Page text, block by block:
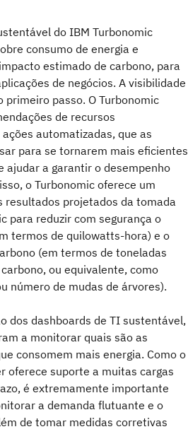
do IBM Turbonomic
consumo de energia e
estimado de carbono, para
de negócios. A visibilidade
primeiro passo. O Turbonomic
de recursos
automatizadas, que as
para se tornarem mais eficientes
ajudar a garantir o desempenho
o Turbonomic oferece um
resultados projetados da tomada
para reduzir com segurança o
termos de quilowatts-hora) e o
(em termos de toneladas
ou equivalente, como
número de mudas de árvores).
dos dashboards de TI sustentável,
a monitorar quais são as
consomem mais energia. Como o
oferece suporte a muitas cargas
é extremamente importante
a demanda flutuante e o
de tomar medidas corretivas